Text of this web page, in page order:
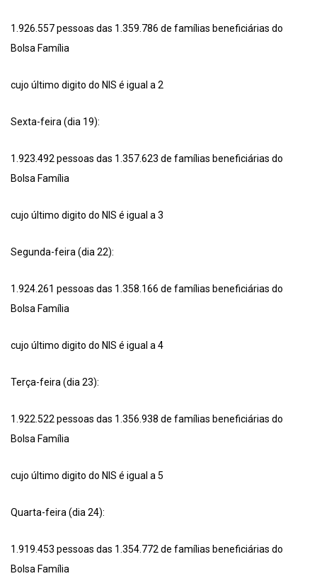
1.926.557 pessoas das 1.359.786 de famílias beneficiárias do
Bolsa Família
cujo último digito do NIS é igual a 2
Sexta-feira (dia 19):
1.923.492 pessoas das 1.357.623 de famílias beneficiárias do
Bolsa Família
cujo último digito do NIS é igual a 3
Segunda-feira (dia 22):
1.924.261 pessoas das 1.358.166 de famílias beneficiárias do
Bolsa Família
cujo último digito do NIS é igual a 4
Terça-feira (dia 23):
1.922.522 pessoas das 1.356.938 de famílias beneficiárias do
Bolsa Família
cujo último digito do NIS é igual a 5
Quarta-feira (dia 24):
1.919.453 pessoas das 1.354.772 de famílias beneficiárias do
Bolsa Família